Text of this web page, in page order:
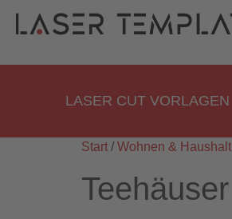
LASER CUT VORLAGEN
Start / Wohnen & Haushalt
Teehäuser